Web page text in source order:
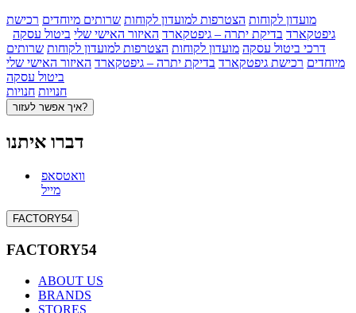
מועדון לקוחות הצטרפות למועדון לקוחות שרותים מיוחדים רכישת
גיפטקארד בדיקת יתרה – גיפטקארד האיזור האישי שלי ביטול עסקה
דרכי ביטול עסקה מועדון לקוחות הצטרפות למועדון לקוחות שרותים
מיוחדים רכישת גיפטקארד בדיקת יתרה – גיפטקארד האיזור האישי שלי
ביטול עסקה
חנויות חנויות
איך אפשר לעזור?
דברו איתנו
וואטסאפ
מייל
FACTORY54
FACTORY54
ABOUT US
BRANDS
STORES